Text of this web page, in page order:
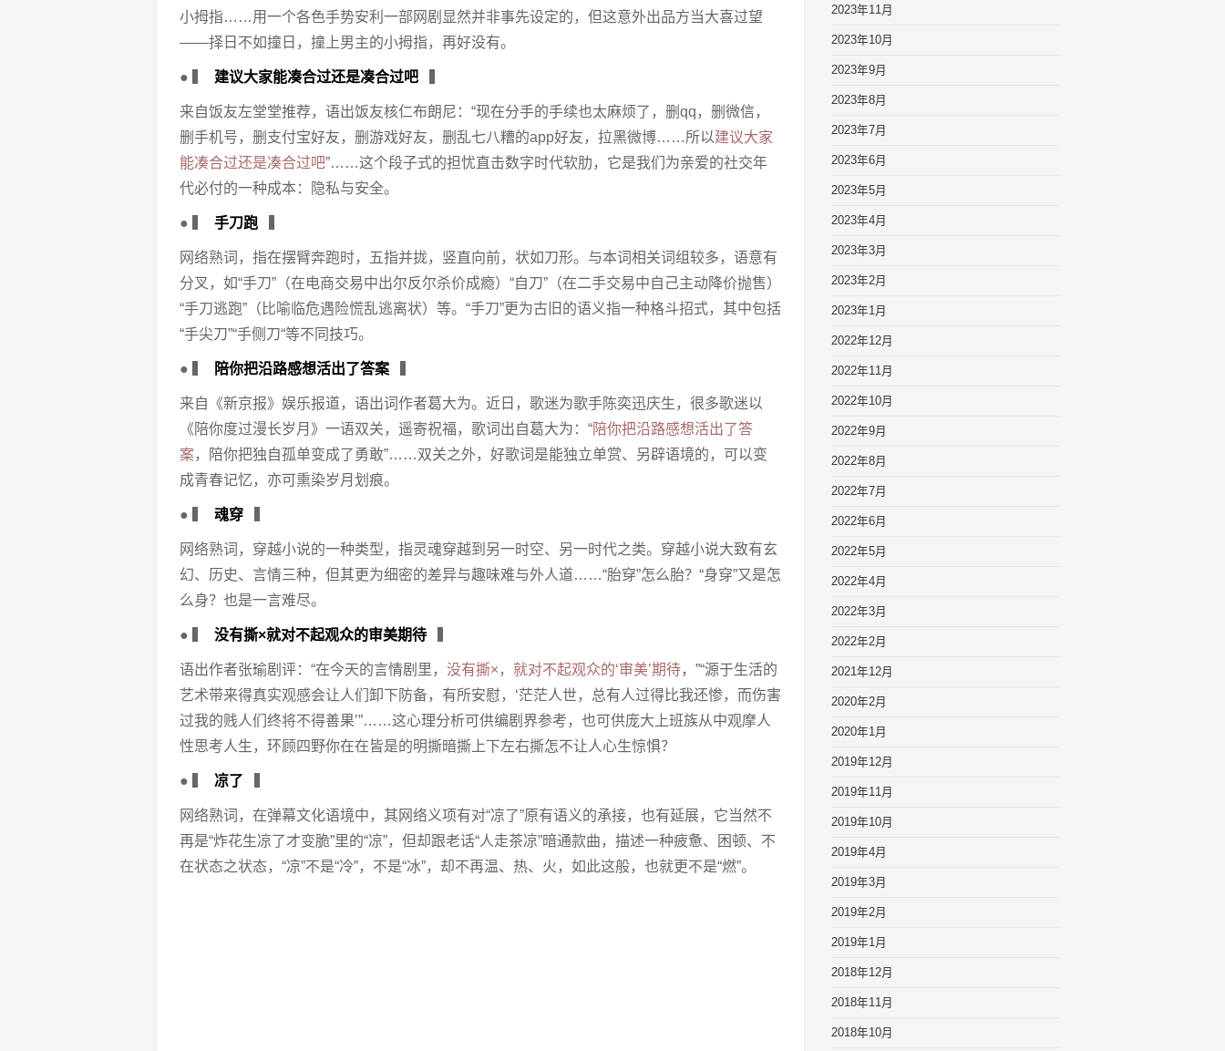
小拇指……用一个各色手势安利一部网剧显然并非事先设定的，但这意外出品方当大喜过望
——择日不如撞日，撞上男主的小拇指，再好没有。
● ▍ 建议大家能凑合过还是凑合过吧
来自饭友左堂堂推荐，语出饭友核仁布朗尼：“现在分手的手续也太麻烦了，删qq，删微信，
删手机号，删支付宝好友，删游戏好友，删乱七八糟的app好友，拉黑微博……所以建议大家
能凑合过还是凑合过吧”……这个段子式的担忧直击数字时代软肋，它是我们为亲爱的社交年
代必付的一种成本：隐私与安全。
● ▍ 手刀跑
网络熟词，指在摆臂奔跑时，五指并拢，竖直向前，状如刀形。与本词相关词组较多，语意有
分叉，如“手刀”（在电商交易中出尔反尔杀价成瘾）“自刀”（在二手交易中自己主动降价抛售）
“手刀逃跑”（比喻临危遇险慌乱逃离状）等。“手刀”更为古旧的语义指一种格斗招式，其中包括
“手尖刀”“手侧刀“等不同技巧。
● ▍ 陪你把沿路感想活出了答案
来自《新京报》娱乐报道，语出词作者葛大为。近日，歌迷为歌手陈奕迅庆生，很多歌迷以
《陪你度过漫长岁月》一语双关，遥寄祝福，歌词出自葛大为：“陪你把沿路感想活出了答
案，陪你把独自孤单变成了勇敢”……双关之外，好歌词是能独立单赏、另辟语境的，可以变
成青春记忆，亦可熏染岁月划痕。
● ▍ 魂穿
网络熟词，穿越小说的一种类型，指灵魂穿越到另一时空、另一时代之类。穿越小说大致有玄
幻、历史、言情三种，但其更为细密的差异与趣味难与外人道……“胎穿”怎么胎？“身穿”又是怎
么身？也是一言难尽。
● ▍ 没有撕×就对不起观众的审美期待
语出作者张瑜剧评：“在今天的言情剧里， 没有撕×，就对不起观众的‘审美’期待，”“源于生活的
艺术带来得真实观感会让人们卸下防备，有所安慰，‘茫茫人世，总有人过得比我还惨，而伤害
过我的贱人们终将不得善果’”……这心理分析可供编剧界参考，也可供庞大上班族从中观摩人
性思考人生，环顾四野你在在皆是的明撕暗撕上下左右撕怎不让人心生惊惧？
● ▍ 凉了
网络熟词，在弹幕文化语境中，其网络义项有对“凉了”原有语义的承接，也有延展，它当然不
再是“炸花生凉了才变脆”里的“凉”，但却跟老话“人走茶凉”暗通款曲，描述一种疲惫、困顿、不
在状态之状态，“凉”不是“冷”，不是“冰”，却不再温、热、火，如此这般，也就更不是“燃”。
2023年11月
2023年10月
2023年9月
2023年8月
2023年7月
2023年6月
2023年5月
2023年4月
2023年3月
2023年2月
2023年1月
2022年12月
2022年11月
2022年10月
2022年9月
2022年8月
2022年7月
2022年6月
2022年5月
2022年4月
2022年3月
2022年2月
2021年12月
2020年2月
2020年1月
2019年12月
2019年11月
2019年10月
2019年4月
2019年3月
2019年2月
2019年1月
2018年12月
2018年11月
2018年10月